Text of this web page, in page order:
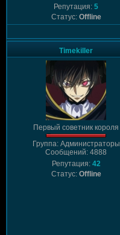
Репутация: 5
Статус: Offline
Timekiller
Первый советник короля
Группа: Администраторы
Сообщений: 4888
Репутация: 42
Статус: Offline